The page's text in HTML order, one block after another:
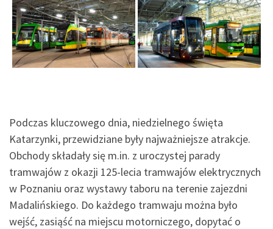
Podczas kluczowego dnia, niedzielnego święta
Katarzynki, przewidziane były najważniejsze atrakcje.
Obchody składały się m.in. z uroczystej parady
tramwajów z okazji 125-lecia tramwajów elektrycznych
w Poznaniu oraz wystawy taboru na terenie zajezdni
Madalińskiego. Do każdego tramwaju można było
wejść, zasiąść na miejscu motorniczego, dopytać o